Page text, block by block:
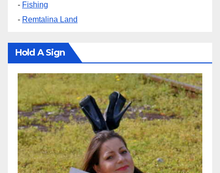
- Fishing
- Remtalina Land
Hold A Sign